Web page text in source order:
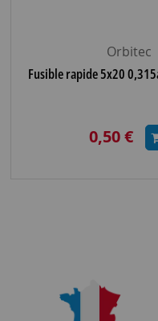
Orbitec
Fusible rapide 5x20
0,50 €